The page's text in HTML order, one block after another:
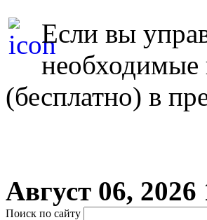
Если вы
необходимые
(бесплатно) в
Август 06, 2026
Поиск по сайту